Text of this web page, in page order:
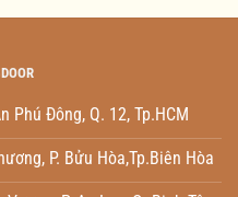
Phú Đông, Q. 12, Tp.HCM
P. Bửu Hòa,Tp.Biên Hòa